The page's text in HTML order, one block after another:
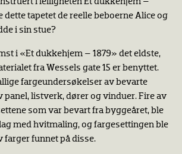
dette tapetet de reelle beboerne Alice og
i sin stue?
i «Et dukkehjem – 1879» det eldste,
fra Wessels gate 15 er benyttet.
fargeundersøkelser av bevarte
panel, listverk, dører og vinduer. Fire av
som var bevart fra byggeåret, ble
med hvitmaling, og fargesettingen ble
farger funnet på disse.